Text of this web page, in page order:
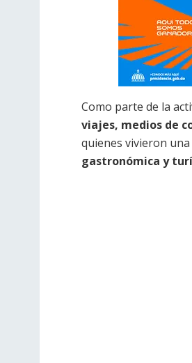
Como parte de la
viajes, medios de
quienes vivieron
gastronómica y